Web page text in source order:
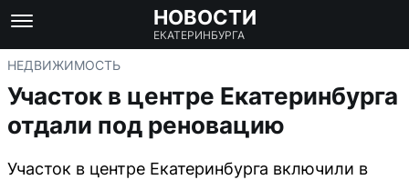
НОВОСТИ
ЕКАТЕРИНБУРГА
НЕДВИЖИМОСТЬ
Участок в центре Екатеринбурга
отдали под реновацию
Участок в центре Екатеринбурга включили в